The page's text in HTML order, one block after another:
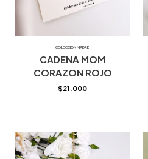
COLECCION MADRE
CADENA MOM
CORAZON ROJO
$21.000